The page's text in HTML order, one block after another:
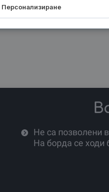
Не са позволени
На борда се ходи
Персонализиране